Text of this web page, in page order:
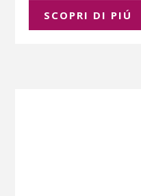
SCOPRI DI PIÚ